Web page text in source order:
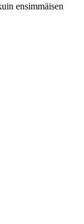
ensimmäisen